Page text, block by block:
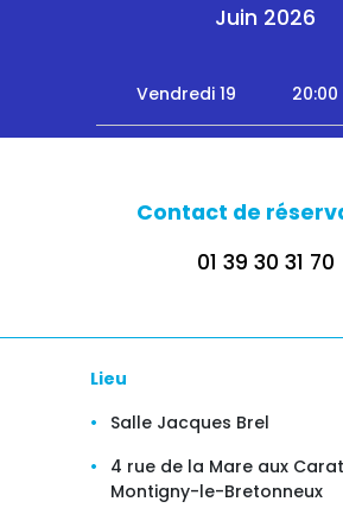
Juin 2026
Vendredi 19
Contact de
01 39 30 31 70
Lieu
Salle Jacques Brel
4 rue de la Mare aux
Montigny-le-Bretonneux